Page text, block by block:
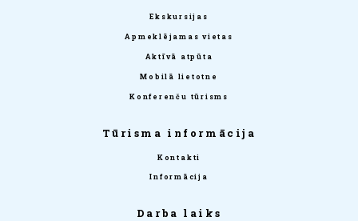
Ekskursijas
Apmeklējamas vietas
Aktīvā atpūta
Mobilā lietotne
Konferenču tūrisms
Tūrisma informācija
Kontakti
Informācija
Darba laiks